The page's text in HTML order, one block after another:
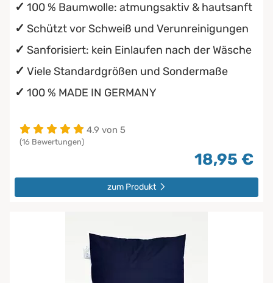
100 % Baumwolle: atmungsaktiv & hautsanft
Schützt vor Schweiß und Verunreinigungen
Sanforisiert: kein Einlaufen nach der Wäsche
Viele Standardgrößen und Sondermaße
100 % MADE IN GERMANY
4.9 von 5
(16 Bewertungen)
18,95 €
zum Produkt